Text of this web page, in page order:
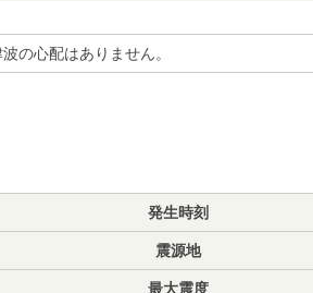
の心配はありません。
発生時刻
震源地
最大震度